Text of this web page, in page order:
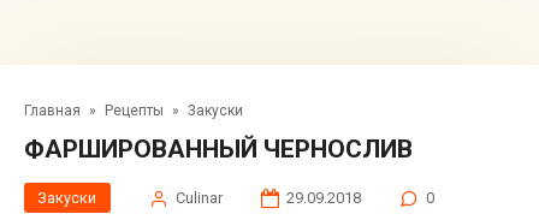
Главная » Рецепты » Закуски
ФАРШИРОВАННЫЙ ЧЕРНОСЛИВ
Закуски Сulinar 29.09.2018
0